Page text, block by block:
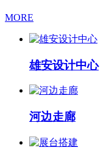
MORE
雄安设计中心
河边走廊